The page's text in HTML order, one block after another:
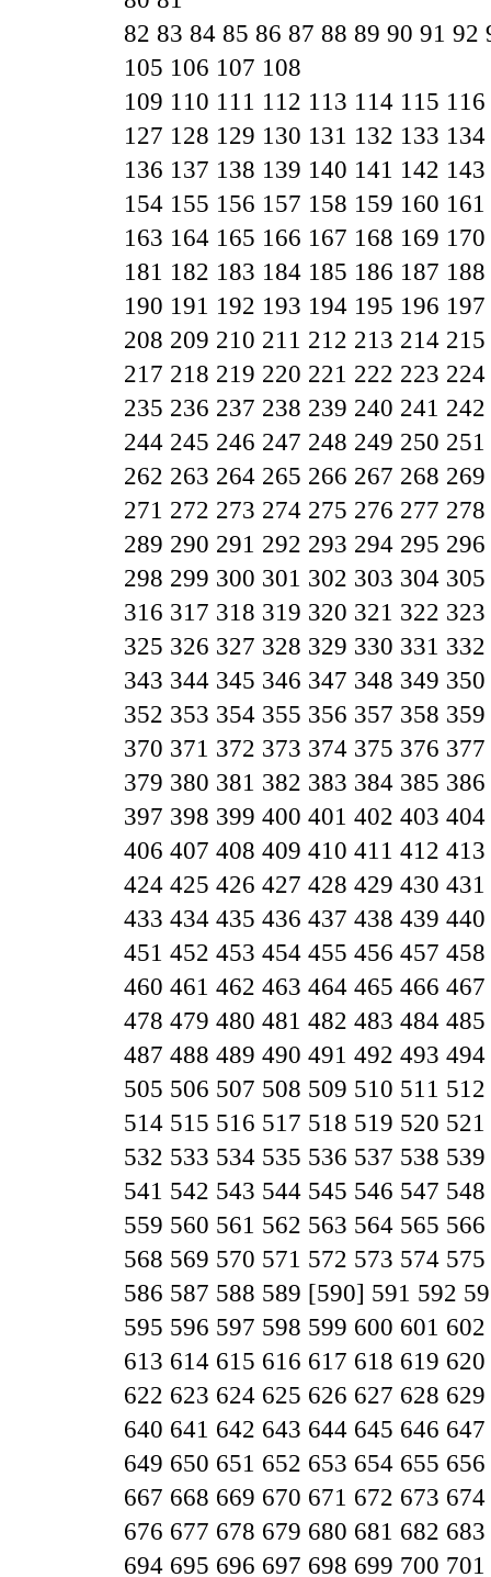
82 83 84 85 86 87 88 89 90 91 92
105 106 107 108
109 110 111 112 113 114 115 116
127 128 129 130 131 132 133 134
136 137 138 139 140 141 142 143
154 155 156 157 158 159 160 161
163 164 165 166 167 168 169 170
181 182 183 184 185 186 187 188
190 191 192 193 194 195 196 197
208 209 210 211 212 213 214 215
217 218 219 220 221 222 223 224
235 236 237 238 239 240 241 242
244 245 246 247 248 249 250 251
262 263 264 265 266 267 268 269
271 272 273 274 275 276 277 278
289 290 291 292 293 294 295 296
298 299 300 301 302 303 304 305
316 317 318 319 320 321 322 323
325 326 327 328 329 330 331 332
343 344 345 346 347 348 349 350
352 353 354 355 356 357 358 359
370 371 372 373 374 375 376 377
379 380 381 382 383 384 385 386
397 398 399 400 401 402 403 404
406 407 408 409 410 411 412 413
424 425 426 427 428 429 430 431
433 434 435 436 437 438 439 440
451 452 453 454 455 456 457 458
460 461 462 463 464 465 466 467
478 479 480 481 482 483 484 485
487 488 489 490 491 492 493 494
505 506 507 508 509 510 511 512
514 515 516 517 518 519 520 521
532 533 534 535 536 537 538 539
541 542 543 544 545 546 547 548
559 560 561 562 563 564 565 566
568 569 570 571 572 573 574 575
586 587 588 589 [590] 591 592
595 596 597 598 599 600 601 602
613 614 615 616 617 618 619 620
622 623 624 625 626 627 628 629
640 641 642 643 644 645 646 647
649 650 651 652 653 654 655 656
667 668 669 670 671 672 673 674
676 677 678 679 680 681 682 683
694 695 696 697 698 699 700 701